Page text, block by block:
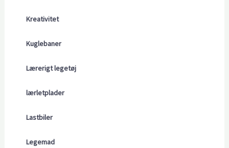
Kreativitet
Kuglebaner
Lærerigt legetøj
lærletplader
Lastbiler
Legemad